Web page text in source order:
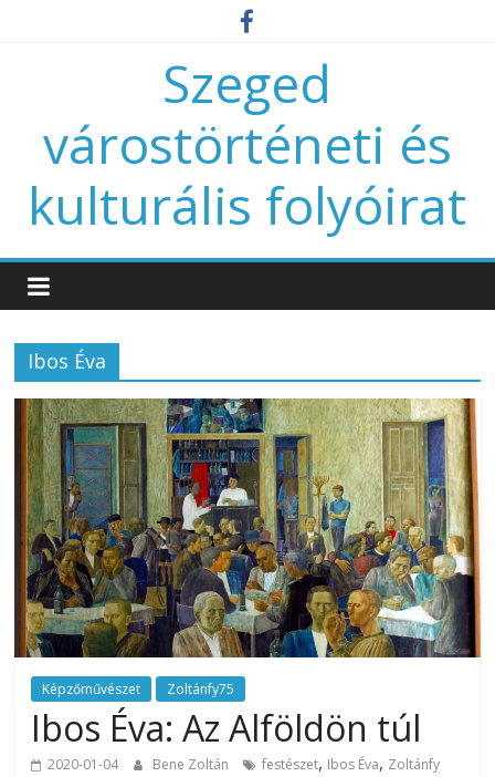
Szeged
várostörténeti és
kulturális folyóirat
Ibos Éva
Képzőművészet Zoltánfy75
Ibos Éva: Az Alföldön túl
2020-01-04 Bene Zoltán festészet, Ibos Éva, Zoltánfy